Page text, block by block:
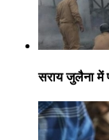
सराय जुलैना में